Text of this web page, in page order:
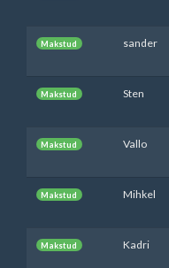
Makstud sander
Makstud Sten
Makstud Vallo
Makstud Mihkel
Makstud Kadri